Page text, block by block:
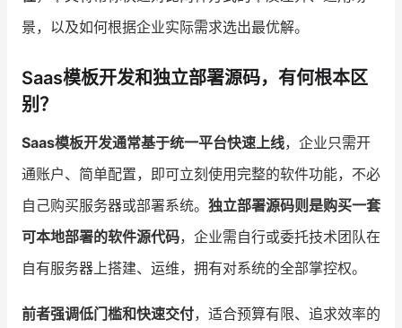
培训课程
增长俱乐部
增长俱乐部 有赞商盟
商家社区 社群交流
入驻有赞 认证代理商
景，以及如何根据企业实际需求选出最优解。
Saas模板开发和独立部署源码，有何根本区
别？
Saas模板开发通常基于统一平台快速上线，企业只需开
通账户、简单配置，即可立刻使用完整的软件功能，不必
自己购买服务器或部署系统。 独立部署源码则是购买一套
可本地部署的软件源代码，企业需自行或委托技术团队在
自有服务器上搭建、运维，拥有对系统的全部掌控权。
前者强调低门槛和快速交付，适合预算有限、追求效率的